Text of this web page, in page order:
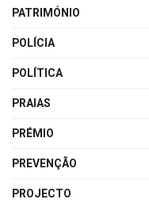
PATRIMÓNIO
POLÍCIA
POLÍTICA
PRAIAS
PRÉMIO
PREVENÇÃO
PROJECTO